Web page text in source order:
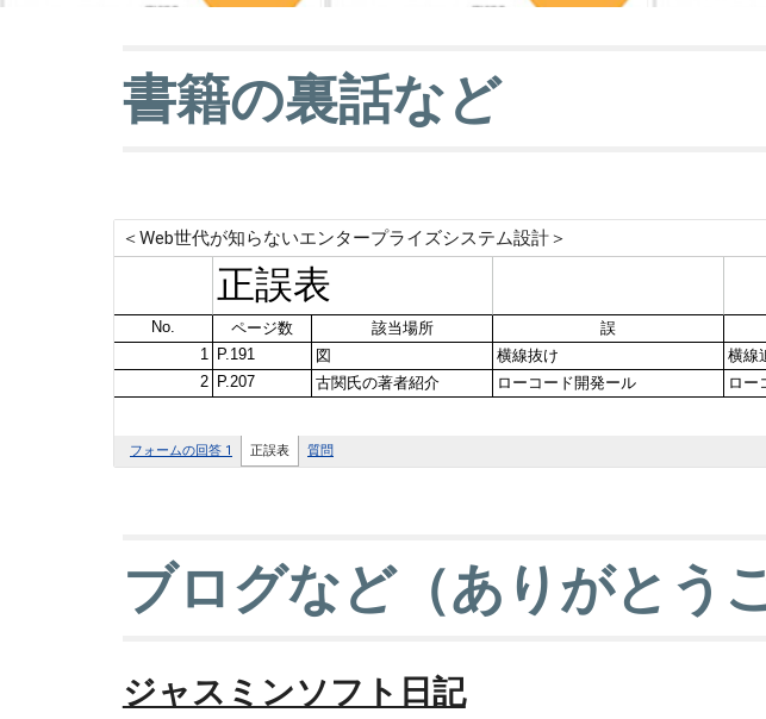
書籍の裏話など
ブログなど（ありがとう
ジャスミンソフト日記